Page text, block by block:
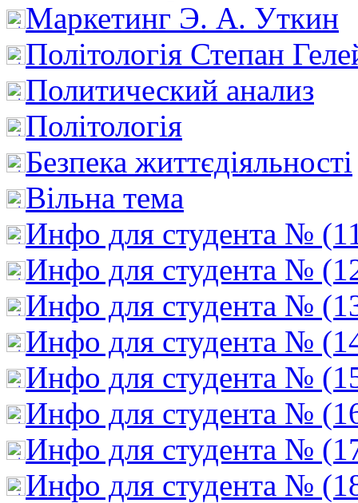
Маркетинг Э. А. Уткин
Політологія Степан
Политический анализ
Політологія
Безпека життєдіяльності
Вільна тема
Инфо для студента №
Инфо для студента №
Инфо для студента №
Инфо для студента №
Инфо для студента №
Инфо для студента №
Инфо для студента №
Инфо для студента №